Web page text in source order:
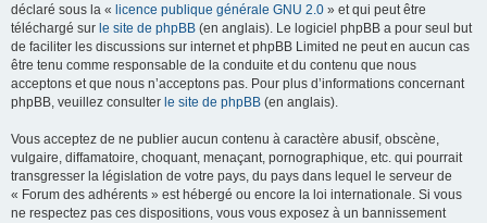
déclaré sous la « licence publique générale GNU 2.0 » et qui peut être
téléchargé sur le site de phpBB (en anglais). Le logiciel phpBB a pour seul but
de faciliter les discussions sur internet et phpBB Limited ne peut en aucun cas
être tenu comme responsable de la conduite et du contenu que nous
acceptons et que nous n’acceptons pas. Pour plus d’informations concernant
phpBB, veuillez consulter le site de phpBB (en anglais).
Vous acceptez de ne publier aucun contenu à caractère abusif, obscène,
vulgaire, diffamatoire, choquant, menaçant, pornographique, etc. qui pourrait
transgresser la législation de votre pays, du pays dans lequel le serveur de
« Forum des adhérents » est hébergé ou encore la loi internationale. Si vous
ne respectez pas ces dispositions, vous vous exposez à un bannissement